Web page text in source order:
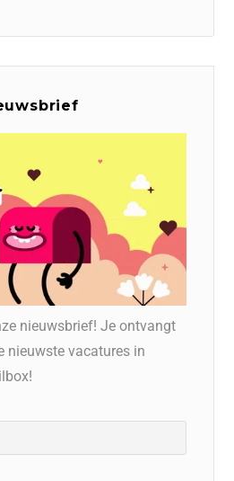
nieuwsbrief! Je ontvangt
nieuwste vacatures in